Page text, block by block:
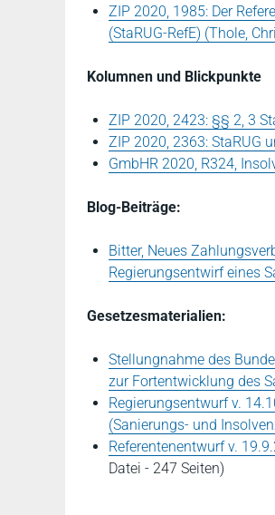
ZIP 2020, 1985: Der
(StaRUG-RefE) (Thole,
Kolumnen und Blickpunkte
ZIP 2020, 2423: §§ 2, 3
ZIP 2020, 2363: StaRUG
GmbHR 2020, R324,
Blog-Beiträge:
Bitter, Neues
Regierungsentwirf eines
Gesetzesmaterialien:
Stellungnahme des
zur Fortentwicklung des
Regierungsentwurf v.
(Sanierungs- und
Referentenentwurf v.
Datei - 247 Seiten)